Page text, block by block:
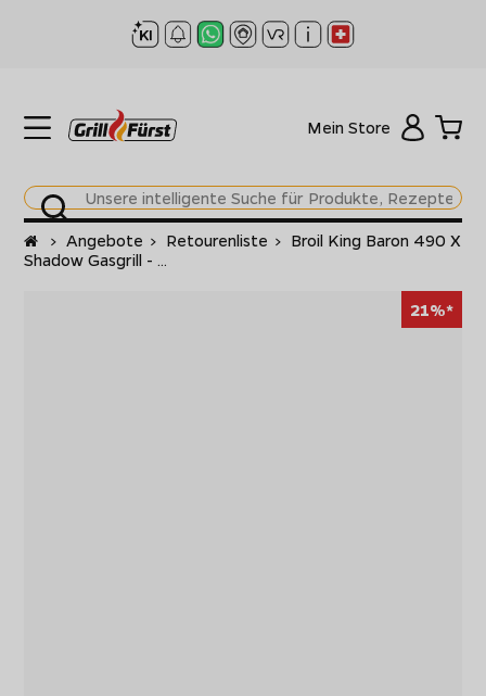
Mein Store
Startseite
> Angebote > Retourenliste > Broil King Baron 490 X
Shadow Gasgrill - ...
21%*